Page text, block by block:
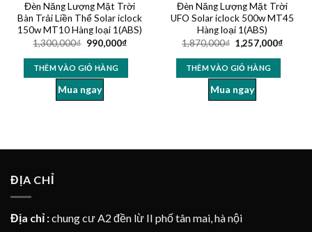
Đèn Năng Lượng Mặt Trời
Bàn Trải Liền Thể Solar iclock
150w MT10 Hàng loại 1(ABS)
1,300,000₫ 990,000₫
THÊM VÀO GIỎ HÀNG
Mua ngay
Đèn Năng Lượng Mặt Trời
UFO Solar iclock 500w MT45
Hàng loại 1(ABS)
1,870,000₫ 1,257,000₫
THÊM VÀO GIỎ HÀNG
Mua ngay
ĐỊA CHỈ
Địa chỉ :chung cư A2 đền lừ II phố tân mai, hà nội